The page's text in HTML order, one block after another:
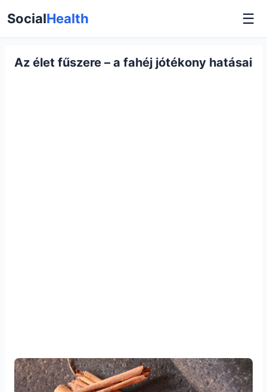
SocialHealth ☰
Az élet fűszere – a fahéj jótékony hatásai